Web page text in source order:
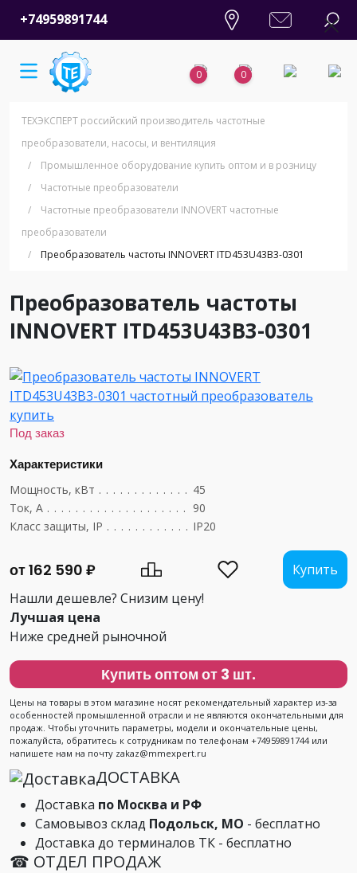
+74959891744
0 0
ТЕХЭКСПЕРТ российский производитель частотные
преобразователи, насосы, и вентиляция
/
Промышленное оборудование купить оптом и в розницу
/
Частотные преобразователи
/
Частотные преобразователи INNOVERT частотные
преобразователи
/
Преобразователь частоты INNOVERT ITD453U43B3-0301
Преобразователь частоты
INNOVERT ITD453U43B3-0301
Под заказ
Характеристики
Мощность, кВт
45
Ток, А
90
Класс защиты, IP
IP20
от 162 590 ₽
Купить
Нашли дешевле? Снизим цену!
Лучшая цена
Ниже средней рыночной
Купить оптом от 3 шт.
Цены на товары в этом магазине носят рекомендательный характер из-за
особенностей промышленной отрасли и не являются окончательными для
продаж. Чтобы уточнить параметры, модели и окончательные цены,
пожалуйста, обратитесь к сотрудникам по телефонам +74959891744 или
напишете нам на почту zakaz@mmexpert.ru
ДОСТАВКА
Доставка по Москва и РФ
Самовывоз склад Подольск, МО - бесплатно
Доставка до терминалов ТК - бесплатно
☎ ОТДЕЛ ПРОДАЖ